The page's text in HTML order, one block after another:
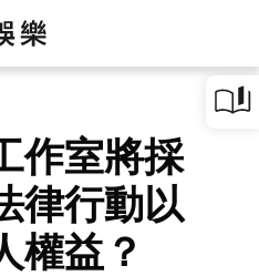
作室將採
律行動以
權益？